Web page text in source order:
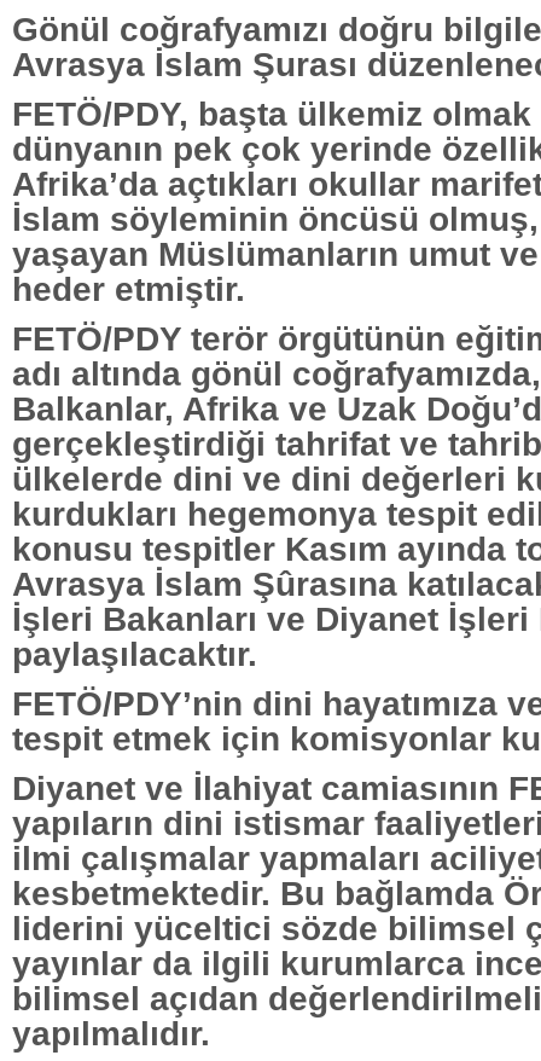
Gönül coğrafyamızı doğru
Avrasya İslam Şurası
FETÖ/PDY, başta ülkemiz olmak
dünyanın pek çok yerinde
Afrika’da açtıkları okullar
İslam söyleminin öncüsü
yaşayan Müslümanların umut
heder etmiştir.
FETÖ/PDY terör örgütünün
adı altında gönül
Balkanlar, Afrika ve Uzak
gerçekleştirdiği tahrifat ve
ülkelerde dini ve dini değerleri
kurdukları hegemonya tespit
konusu tespitler Kasım ayında
Avrasya İslam Şûrasına
İşleri Bakanları ve Diyanet İşleri
paylaşılacaktır.
FETÖ/PDY’nin dini hayatımıza
tespit etmek için komisyonlar
Diyanet ve İlahiyat camiasının
yapıların dini istismar
ilmi çalışmalar yapmaları
kesbetmektedir. Bu bağlamda
liderini yüceltici sözde bilimsel
yayınlar da ilgili kurumlarca
bilimsel açıdan
yapılmalıdır.